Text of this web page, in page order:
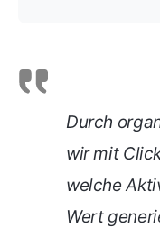
Durch
wir mit
welche
Wert